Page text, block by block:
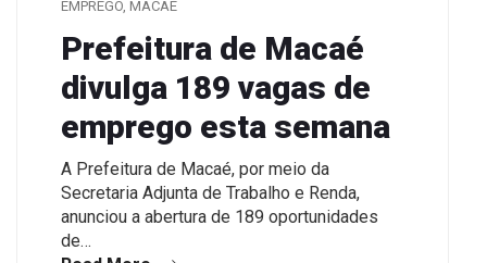
EMPREGO MACAÉ
Prefeitura de Macaé
divulga 189 vagas de
emprego esta semana
A Prefeitura de Macaé, por meio da
Secretaria Adjunta de Trabalho e Renda,
anunciou a abertura de 189 oportunidades
de…